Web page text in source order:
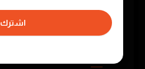
اشترك